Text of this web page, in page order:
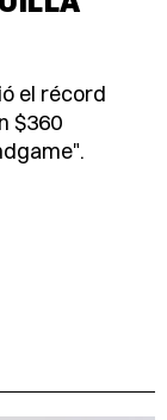
el récord
$360